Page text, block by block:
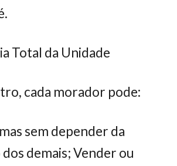
Total da Unidade
cada morador pode:
sem depender da
demais; Vender ou